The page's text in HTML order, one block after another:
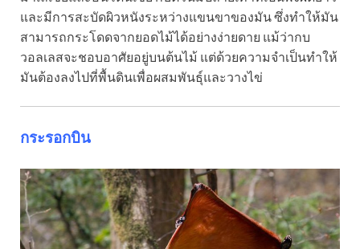
และมีการสะบัดผิวหนังระหว่างแขนขาของมัน ซึ่งทำให้มัน
สามารถกระโดดจากยอดไม้ได้อย่างง่ายดาย แม้ว่ากบ
วอลเลสจะชอบอาศัยอยู่บนต้นไม้ แต่ด้วยความจำเป็นทำให้
มันต้องลงไปที่พื้นดินเพื่อผสมพันธุ์และวางไข่
กระรอกบิน